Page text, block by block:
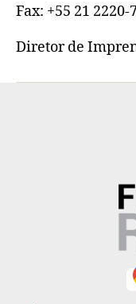
Fax: +55 21 2220-
Diretor de